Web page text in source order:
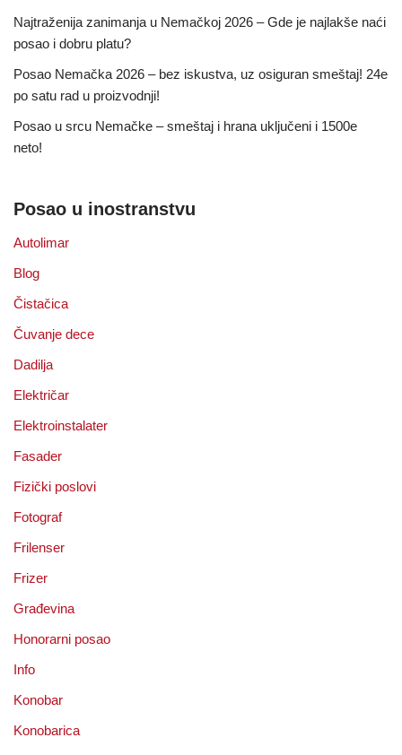
Najtraženija zanimanja u Nemačkoj 2026 – Gde je najlakše naći
posao i dobru platu?
Posao Nemačka 2026 – bez iskustva, uz osiguran smeštaj! 24e
po satu rad u proizvodnji!
Posao u srcu Nemačke – smeštaj i hrana uključeni i 1500e
neto!
Posao u inostranstvu
Autolimar
Blog
Čistačica
Čuvanje dece
Dadilja
Električar
Elektroinstalater
Fasader
Fizički poslovi
Fotograf
Frilenser
Frizer
Građevina
Honorarni posao
Info
Konobar
Konobarica